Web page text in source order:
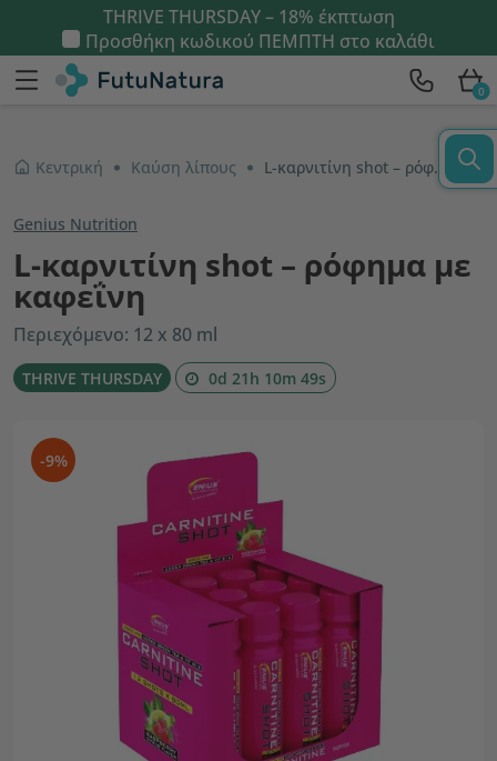
THRIVE THURSDAY – 18% έκπτωση
Προσθήκη κωδικού ΠΕΜΠΤΗ στο καλάθι
0
Κεντρική Καύση λίπους L-καρνιτίνη shot – ρόφημα με καφεΐνη
Genius Nutrition
L-καρνιτίνη shot – ρόφημα με
καφεΐνη
Περιεχόμενο: 12 x 80 ml
THRIVE THURSDAY 0d 21h 10m 48s
-9%